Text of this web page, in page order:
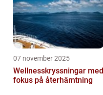
07 november 2025
Wellnesskryssningar med
fokus på återhämtning